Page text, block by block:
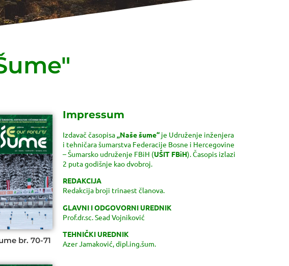
br. 70-71
Impressum
Izdavač časopisa„Naše šume“ je Udruženje inženjera
i tehničara šumarstva Federacije Bosne i Hercegovine
– Šumarsko udruženje FBiH (UŠIT FBiH). Časopis izlazi
2 puta godišnje kao dvobroj.
REDAKCIJA
Redakcija broji trinaest članova.
GLAVNI I ODGOVORNI UREDNIK
Prof.dr.sc. Sead Vojniković
TEHNIČKI UREDNIK
Azer Jamaković, dipl.ing.šum.